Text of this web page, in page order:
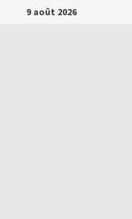
Passer9 août 2026